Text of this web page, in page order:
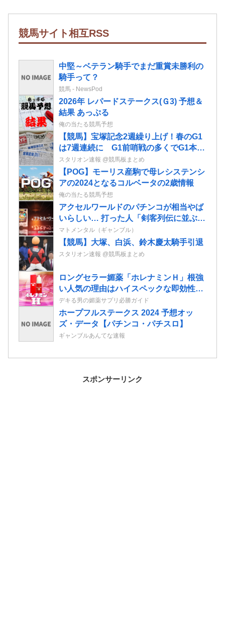
競馬サイト相互RSS
中堅～ベテラン騎手でまだ重賞未勝利の
騎手って？
競馬 - NewsPod
2026年 レパードステークス(Ｇ3) 予想＆
結果 あっぷる
俺の当たる競馬予想
【競馬】宝塚記念2週繰り上げ！春のG1
は7週連続に G1前哨戦の多くでG1本番
までの期間拡大 JRA開催日程発表
スタリオン速報 @競馬板まとめ
【POG】モーリス産駒で母レシステンシ
アの2024となるコルベータの2歳情報
俺の当たる競馬予想
アクセルワールドのパチンコが相当やば
いらしい… 打った人「剣客列伝に並ぶ台
が誕生した。みんな絶対打って欲し
い！」
マトメンタル（ギャンブル）
【競馬】大塚、白浜、鈴木慶太騎手引退
スタリオン速報 @競馬板まとめ
ロングセラー媚薬「ホレナミンＨ」根強
い人気の理由はハイスペックな即効性と
持続力！
デキる男の媚薬サプリ必勝ガイド
ホープフルステークス 2024 予想オッ
ズ・データ【パチンコ・パチスロ】
ギャンブルあんてな速報
スポンサーリンク